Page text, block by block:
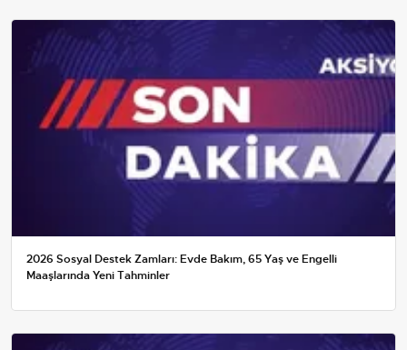
2026 Sosyal Destek Zamları: Evde Bakım, 65 Yaş ve Engelli
Maaşlarında Yeni Tahminler